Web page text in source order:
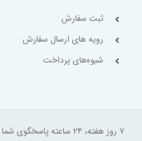
ثبت سفارش
رویه های ارسال سفارش
شیوه‌های پرداخت
۷ روز هفته، ۲۴ ساعته پاسخگوی شما هستیم.